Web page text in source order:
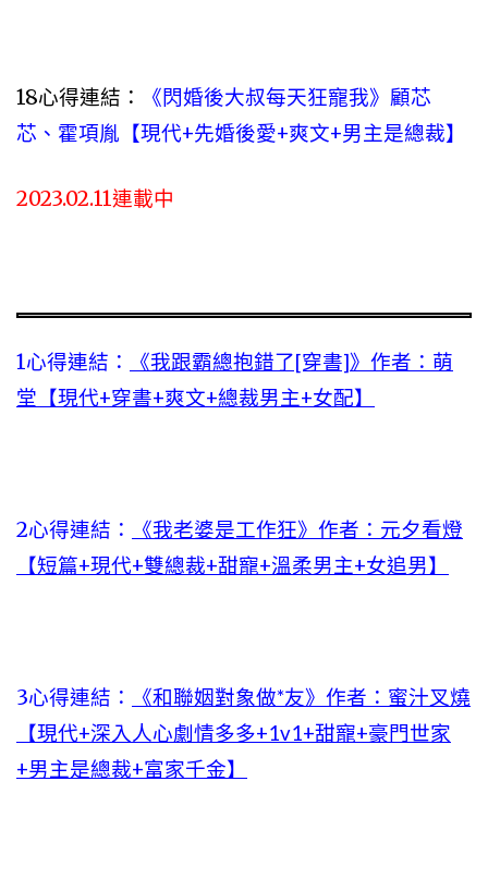
18心得連結：
《閃婚後大叔每天狂寵我》顧芯
芯、霍項胤【現代+先婚後愛+爽文+男主是總裁】
2023.02.11連載中
1心得連結：
《我跟霸總抱錯了[穿書]》作者：萌
堂【現代+穿書+爽文+總裁男主+女配】
2心得連結：
《我老婆是工作狂》作者：元夕看燈
【短篇+現代+雙總裁+甜寵+溫柔男主+女追男】
3心得連結：
《和聯姻對象做*友》作者：蜜汁叉燒
【現代+深入人心劇情多多+1v1+甜寵+豪門世家
+男主是總裁+富家千金】